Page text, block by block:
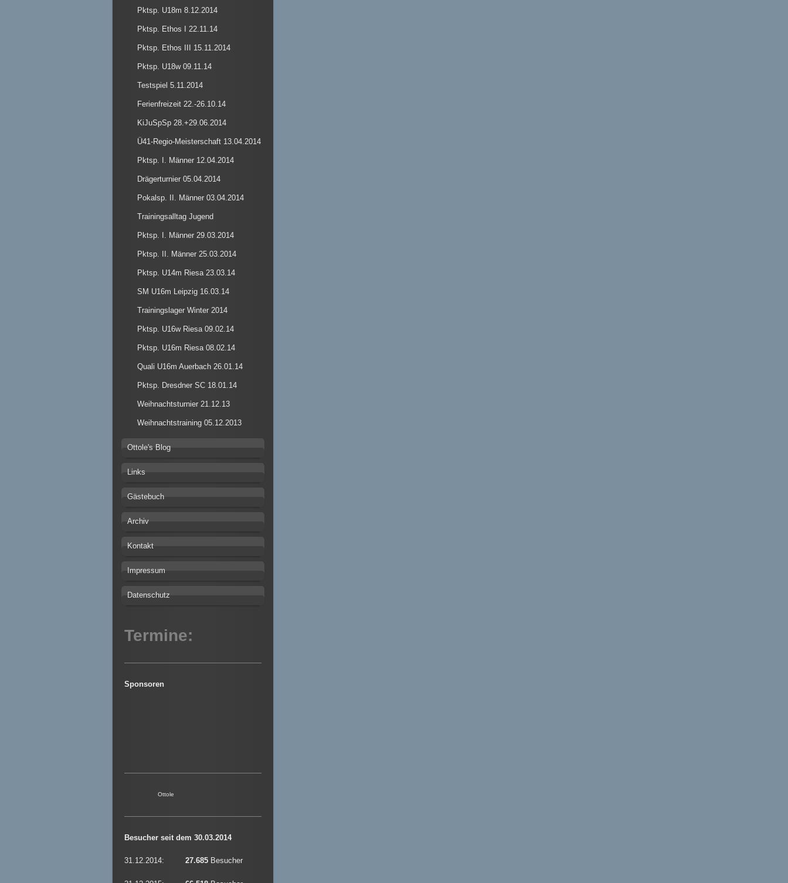
Pktsp. U18m 8.12.2014
Pktsp. Ethos I 22.11.14
Pktsp. Ethos III 15.11.2014
Pktsp. U18w 09.11.14
Testspiel 5.11.2014
Ferienfreizeit 22.-26.10.14
KiJuSpSp 28.+29.06.2014
Ü41-Regio-Meisterschaft 13.04.2014
Pktsp. I. Männer 12.04.2014
Drägerturnier 05.04.2014
Pokalsp. II. Männer 03.04.2014
Trainingsalltag Jugend
Pktsp. I. Männer 29.03.2014
Pktsp. II. Männer 25.03.2014
Pktsp. U14m Riesa 23.03.14
SM U16m Leipzig 16.03.14
Trainingslager Winter 2014
Pktsp. U16w Riesa 09.02.14
Pktsp. U16m Riesa 08.02.14
Quali U16m Auerbach 26.01.14
Pktsp. Dresdner SC 18.01.14
Weihnachtsturnier 21.12.13
Weihnachtstraining 05.12.2013
Ottole's Blog
Links
Gästebuch
Archiv
Kontakt
Impressum
Datenschutz
Termine:
Sponsoren
Ottole
Besucher seit dem 30.03.2014
31.12.2014: 27.685 Besucher